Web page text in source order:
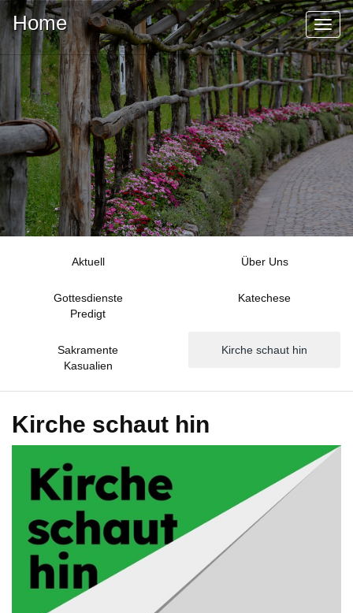
Home
Aktuell Über Uns
Gottesdienste
Predigt
Katechese
Sakramente
Kasualien
Kirche schaut hin
Kirche schaut hin